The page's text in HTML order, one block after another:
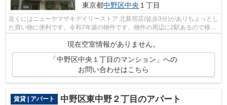
東京都中野区中央 １丁目
近くにはニューヤマザキデイリーストア 北新宿店(徒歩3分)がありちょっとし
た買い物に便利です。令和7年築の物件です。物件の周辺に2駅あるので移動
現在空室情報がありません。
「中野区中央１丁目のマンション」への
お問い合わせはこちら
賃貸 | アパート 中野区東中野２丁目のアパート